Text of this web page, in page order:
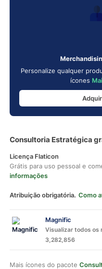
Personalize qualquer
ícones
Consultoria Estratégica
Licença Flaticon
Grátis para uso pessoal e
informações
Atribuição obrigatória. Como
Magnific
Visualizar todos os
3,282,856
Mais ícones do pacote